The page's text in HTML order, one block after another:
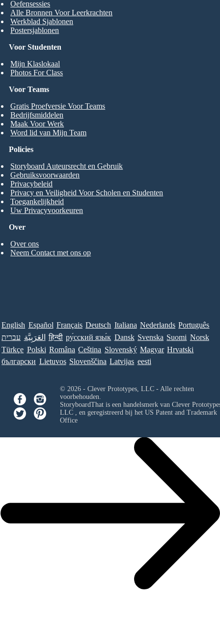
Voor Studenten
Mijn Klaslokaal
Photos For Class
Oefensessies
Alle Bronnen Voor Leerkrachten
Werkblad Sjablonen
Postersjablonen
Voor Teams
Gratis Proefversie Voor Teams
Bedrijfsmiddelen
Maak Voor Werk
Word lid van Mijn Team
Over
Over ons
Neem Contact met ons op
Policies
Storyboard Auteursrecht en Gebruik
Gebruiksvoorwaarden
Privacybeleid
Privacy en Veiligheid Voor Scholen en Studenten
Toegankelijkheid
Uw Privacyvoorkeuren
English Español Français Deutsch Italiana Nederlands Português
עברית العَرَبِيَّة हिन्दी ру́сский язы́к Dansk Svenska Suomi Norsk
Türkçe Polski Româna Ceština Slovenský Magyar Hrvatski
български Lietuvos Slovenščina Latvijas eesti
© 2026 - Clever Prototypes, LLC - Alle rechten
voorbehouden.
StoryboardThat is een handelsmerk van Clever
LLC, en geregistreerd bij het US Patent and Trademark
Office